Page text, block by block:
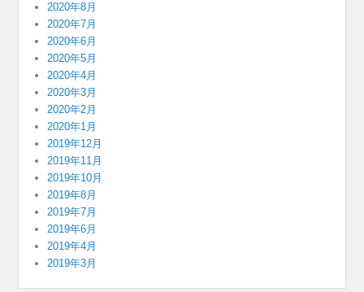
2020年8月
2020年7月
2020年6月
2020年5月
2020年4月
2020年3月
2020年2月
2020年1月
2019年12月
2019年11月
2019年10月
2019年8月
2019年7月
2019年6月
2019年4月
2019年3月